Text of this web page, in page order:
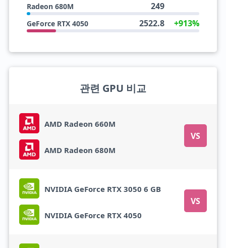
Radeon 680M 249
GeForce RTX 4050 2522.8 +913%
관련 GPU 비교
AMD Radeon 660M
VS
AMD Radeon 680M
NVIDIA GeForce RTX 3050 6 GB
VS
NVIDIA GeForce RTX 4050